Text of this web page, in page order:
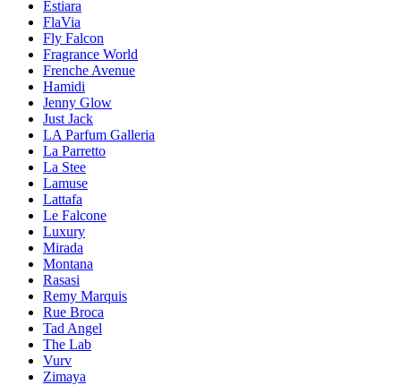
Estiara
FlaVia
Fly Falcon
Fragrance World
Frenche Avenue
Hamidi
Jenny Glow
Just Jack
LA Parfum Galleria
La Parretto
La Stee
Lamuse
Lattafa
Le Falcone
Luxury
Mirada
Montana
Rasasi
Remy Marquis
Rue Broca
Tad Angel
The Lab
Vurv
Zimaya